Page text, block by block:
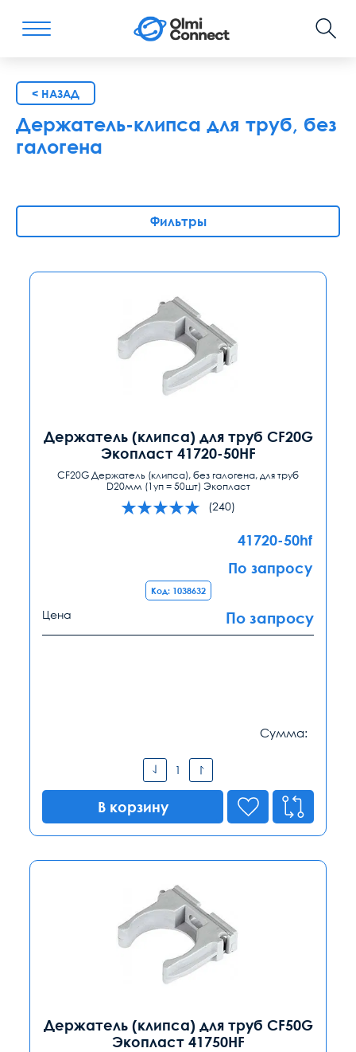
< НАЗАД
Держатель-клипса для труб, без
галогена
Фильтры
Держатель (клипса) для труб CF20G
Экопласт 41720-50HF
CF20G Держатель (клипса), без галогена, для труб
D20мм (1уп = 50шт) Экопласт
(240)
41720-50hf
По запросу
Код: 1038632
Цена По запросу
Сумма:
В корзину
Держатель (клипса) для труб CF50G
Экопласт 41750HF